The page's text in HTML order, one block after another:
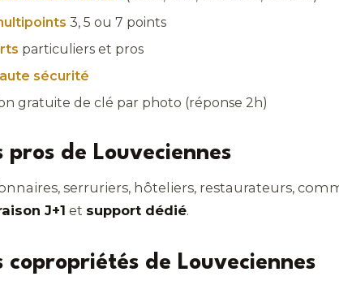
3, 5 ou 7 points
particuliers et pros
sécurité
gratuite de clé par photo (réponse 2h)
pros de Louveciennes
serruriers, hôteliers, restaurateurs,
J+1 et support dédié.
copropriétés de Louveciennes